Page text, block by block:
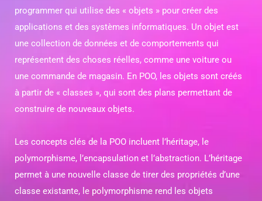
programmer qui utilise des « objets » pour créer des
applications et des systèmes informatiques. Un objet est
une collection de données et de comportements qui
représentent des choses réelles, comme une voiture ou
une commande de magasin. En POO, les objets sont créés
à partir de « classes », qui sont des plans permettant de
construire de nouveaux objets.
Les concepts clés de la POO incluent l’héritage, le
polymorphisme, l’encapsulation et l’abstraction. L’héritage
permet à une nouvelle classe de tirer des propriétés d’une
classe existante, le polymorphisme rend les objets